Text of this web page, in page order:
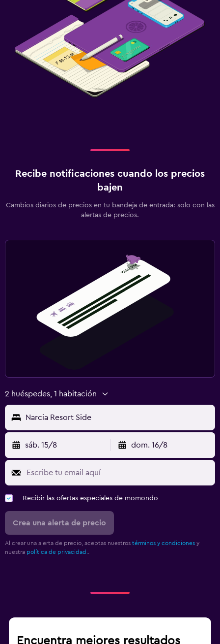
Recibe notificaciones cuando los precios
bajen
Cambios diarios de precios en tu bandeja de entrada: solo con las
alertas de precios.
2 huéspedes, 1 habitación
Narcia Resort Side
sáb. 15/8 dom. 16/8
Recibir las ofertas especiales de momondo
Crea una alerta de precio
Al crear una alerta de precio, aceptas nuestros términos y condiciones y
nuestra política de privacidad.
Encuentra mejores resultados